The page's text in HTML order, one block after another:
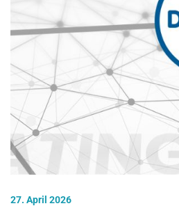
27. April 2026